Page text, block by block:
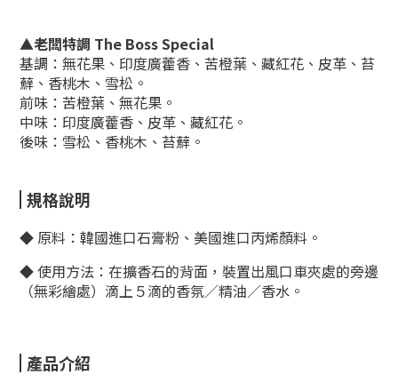
▲老闆特調 The Boss Special
基調：無花果、印度廣藿香、苦橙葉、藏紅花、皮革、苔
蘚、香桃木、雪松。
前味：苦橙葉、無花果。
中味：印度廣藿香、皮革、藏紅花。
後味：雪松、香桃木、苔蘚。
規格說明
◆ 原料：韓國進口石膏粉、美國進口丙烯顏料。
◆ 使用方法： 在擴香石的背面，裝置出風口車夾處的旁邊
（無彩繪處）滴上５滴的香氛／精油／香水。
產品介紹